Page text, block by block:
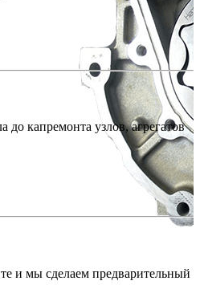
капремонта узлов, агрегатов
и мы сделаем предварительный